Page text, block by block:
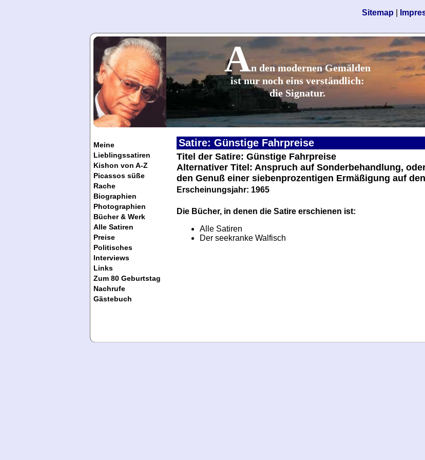
Sitemap
An den modernen Gemälden
ist nur noch eins verständlich:
die Signatur.
Meine
Lieblingssatiren
Kishon von A-Z
Picassos süße
Rache
Biographien
Photographien
Bücher & Werk
Alle Satiren
Preise
Politisches
Interviews
Links
Zum 80 Geburtstag
Nachrufe
Gästebuch
Satire: Günstige Fahrpreise
Titel der Satire: Günstige Fahrpreise
Alternativer Titel: Anspruch auf Sonderbehandlung,
den Genuß einer siebenprozentigen Ermäßigung auf
Erscheinungsjahr: 1965
Die Bücher, in denen die Satire erschienen ist:
Alle Satiren
Der seekranke Walfisch